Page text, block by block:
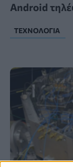
Android
ΤΕΧΝΟΛΟΓΊΑ